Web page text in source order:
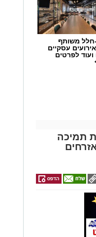
חלל משותף
עסקיים
ועוד לפרטים
תמיכה